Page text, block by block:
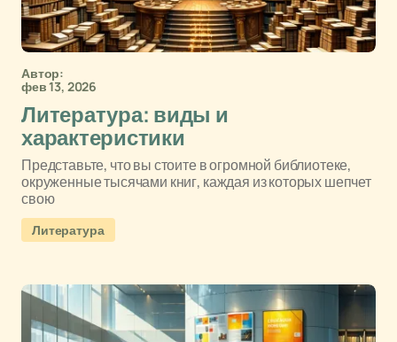
Автор:
фев 13, 2026
Литература: виды и
характеристики
Представьте, что вы стоите в огромной библиотеке,
окруженные тысячами книг, каждая из которых шепчет
свою
Литература